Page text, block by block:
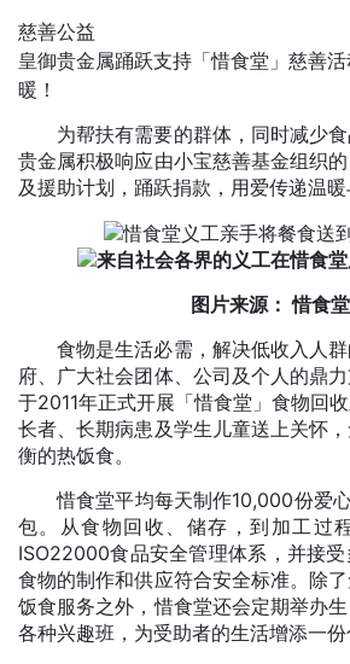
慈善公益
皇御贵金属踊跃支持「惜食堂」慈善
暖！
为帮扶有需要的群体，同时减少
贵金属积极响应由小宝慈善基金组织
及援助计划，踊跃捐款，用爱传递温暖
图片来源： 惜食堂
食物是生活必需，解决低收入人
府、广大社会团体、公司及个人的鼎
于2011年正式开展「惜食堂」食物回
长者、长期病患及学生儿童送上关怀
衡的热饭食。
惜食堂平均每天制作10,000份爱
包。从食物回收、储存，到加工过
ISO22000食品安全管理体系，并接
食物的制作和供应符合安全标准。除
饭食服务之外，惜食堂还会定期举办
各种兴趣班，为受助者的生活增添一份